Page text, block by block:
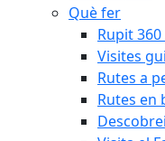
Què fer
Rupit
Visites
Rutes a
Rutes en